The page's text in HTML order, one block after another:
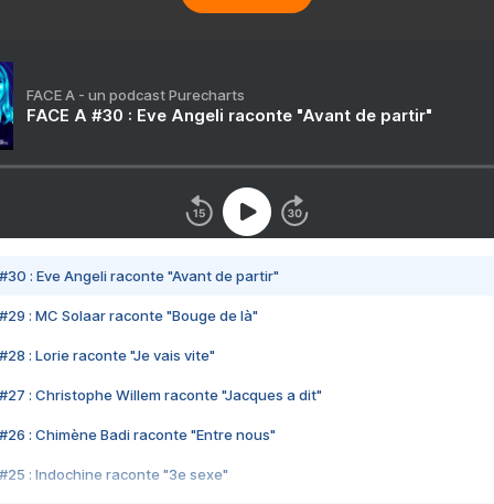
FACE A - un podcast Purecharts
FACE A #30 : Eve Angeli raconte "Avant de partir"
#30 : Eve Angeli raconte "Avant de partir"
#29 : MC Solaar raconte "Bouge de là"
#28 : Lorie raconte "Je vais vite"
#27 : Christophe Willem raconte "Jacques a dit"
#26 : Chimène Badi raconte "Entre nous"
#25 : Indochine raconte "3e sexe"